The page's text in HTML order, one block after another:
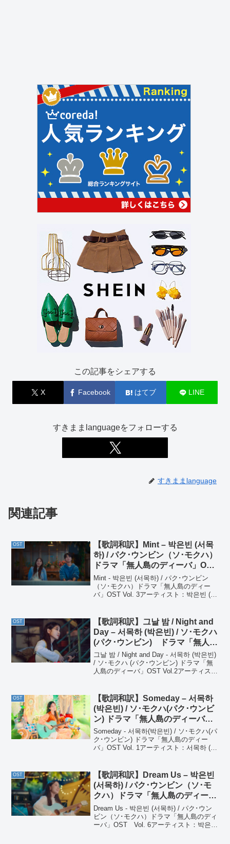
この記事をシェアする
X Facebook はてブ LINE
すきままlanguageをフォローする
すきままlanguage
関連記事
OST
【歌詞和訳】Mint – 박은빈 (서목
하) / パク･ウンビン（ソ･モクハ）
ドラマ「無人島のディーバ」OST
Vol. 3
Mint - 박은빈 (서목하) / パク･ウンビン
（ソ･モクハ）ドラマ「無人島のディー
バ」OST Vol. 3アーティスト：박은빈 (서
ディーバ」OST...
OST
【歌詞和訳】그날 밤 / Night and
Day – 서목하 (박은빈) / ソ･モクハ
(パク･ウンビン) ドラマ「無人島
のディーバ」OST Vol.2
그날 밤 / Night and Day - 서목하 (박은빈)
/ ソ･モクハ (パク･ウンビン) ドラマ「無
人島のディーバ」OST Vol.2アーティス
OST
【歌詞和訳】Someday – 서목하
(박은빈) / ソ･モクハ(パク･ウンビ
ン) ドラマ「無人島のディーバ」
OST Vol. 1
Someday - 서목하(박은빈) / ソ･モクハ(パ
ク･ウンビン) ドラマ「無人島のディー
バ」OST Vol. 1アーティスト：서목하 (박
ィーバ...
OST
【歌詞和訳】Dream Us – 박은빈
(서목하) / パク･ウンビン（ソ･モ
クハ）ドラマ「無人島のディー
バ」OST Vol. 6
Dream Us - 박은빈 (서목하) / パク･ウン
ビン（ソ･モクハ）ドラマ「無人島のディ
ーバ」OST Vol. 6アーティスト：박은빈